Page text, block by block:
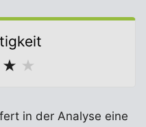
★ ★
in der Analyse eine